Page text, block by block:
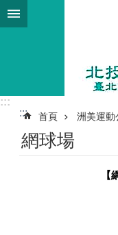
跳到主要內容區塊
:::
:::
首頁 洲美運動
網球場
【